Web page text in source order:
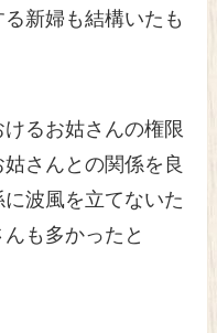
新婦も結構いたも
るお姑さんの権限
さんとの関係を良
波風を立てないた
も多かったと